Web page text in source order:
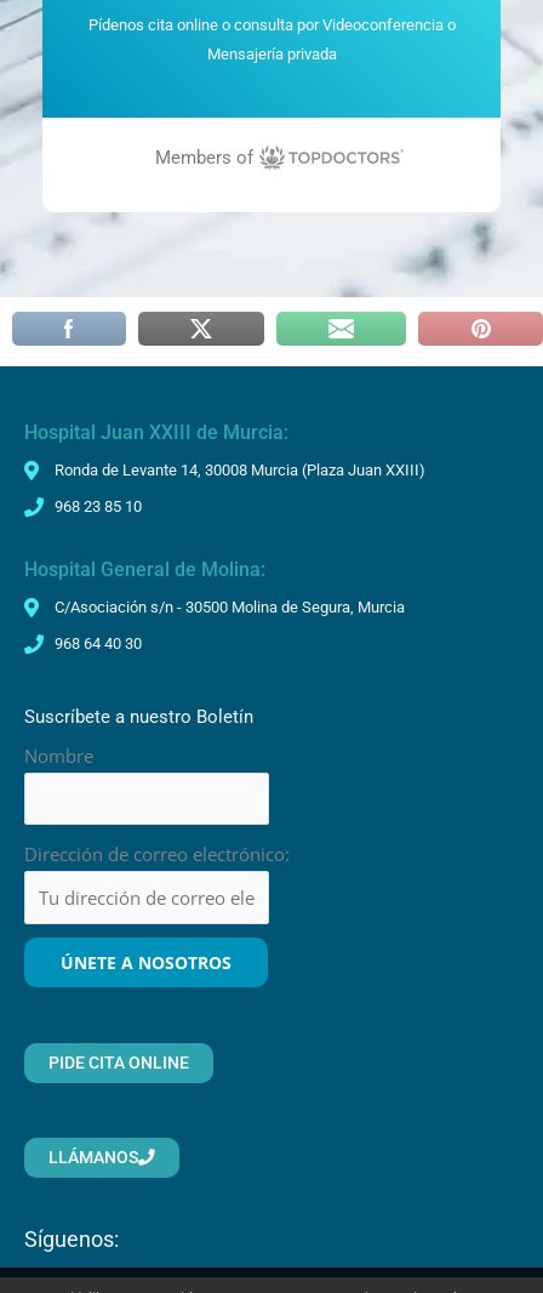
Pídenos cita online o consulta por Videoconferencia o
Mensajería privada
Members of
Hospital Juan XXIII de Murcia:
Ronda de Levante 14, 30008 Murcia (Plaza Juan XXIII)
968 23 85 10
Hospital General de Molina:
C/Asociación s/n - 30500 Molina de Segura, Murcia
968 64 40 30
Suscríbete a nuestro Boletín
Nombre
Dirección de correo electrónico:
PIDE CITA ONLINE
LLÁMANOS
Síguenos: